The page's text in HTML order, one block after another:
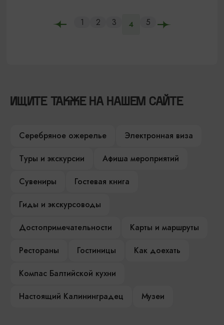
1 2 3 4 5
ИЩИТЕ ТАКЖЕ НА НАШЕМ САЙТЕ
Серебряное ожерелье
Электронная виза
Туры и экскурсии
Афиша мероприятий
Сувениры
Гостевая книга
Гиды и экскурсоводы
Достопримечательности
Карты и маршруты
Рестораны
Гостиницы
Как доехать
Компас Балтийской кухни
Настоящий Калининградец
Музеи